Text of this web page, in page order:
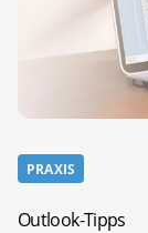
PRAXIS
Outlook-Tipps